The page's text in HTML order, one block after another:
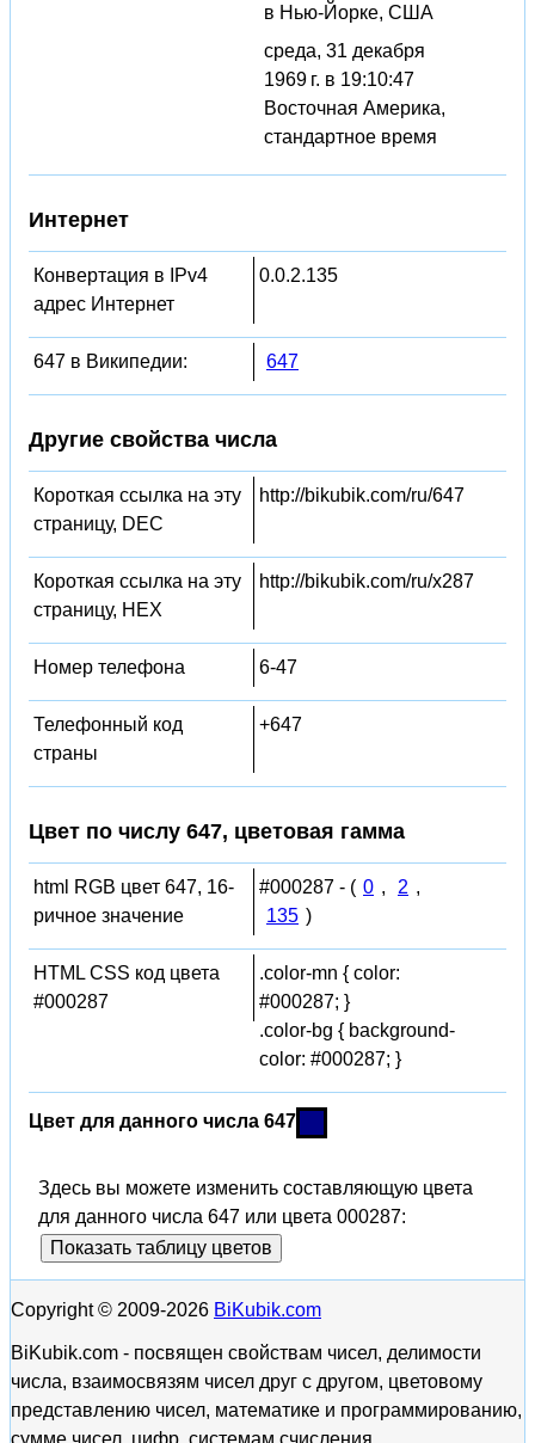
в Нью-Йорке, США
среда, 31 декабря
1969 г. в 19:10:47
Восточная Америка,
стандартное время
Интернет
Конвертация в IPv4
адрес Интернет
0.0.2.135
647 в Википедии: 647
Другие свойства числа
Короткая ссылка на эту
страницу, DEC
http://bikubik.com/ru/647
Короткая ссылка на эту
страницу, HEX
http://bikubik.com/ru/x287
Номер телефона 6-47
Телефонный код
страны
+647
Цвет по числу 647, цветовая гамма
html RGB цвет 647, 16-
ричное значение
#000287 - ( 0 , 2 ,
135 )
HTML CSS код цвета
#000287
.color-mn { color:
#000287; }
.color-bg { background-
color: #000287; }
Цвет для данного числа 647
Здесь вы можете изменить составляющую цвета
для данного числа 647 или цвета 000287:
Показать таблицу цветов
Copyright © 2009-2026 BiKubik.com
BiKubik.com - посвящен свойствам чисел, делимости
числа, взаимосвязям чисел друг с другом, цветовому
представлению чисел, математике и программированию,
сумме чисел, цифр, системам счисления.